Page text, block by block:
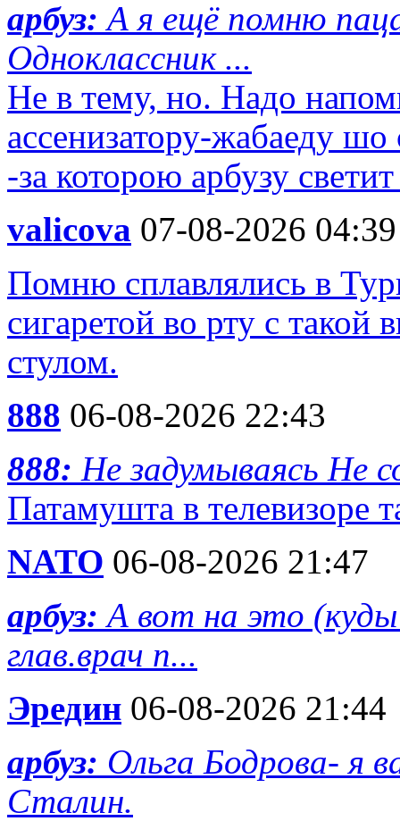
арбуз:А я ещё помню
Одноклассник ...
Не в тему, но. Надо
ассенизатору-жабаеду
-за которою арбузу
valicova 07-08-2026 04:39
Помню сплавлялись в
сигаретой во рту с
стулом.
888 06-08-2026 22:43
888: Не задумываясь Не
Патамушта в телевизоре
NATO 06-08-2026 21:47
арбуз:А вот на это
глав.врач п...
Эредин 06-08-2026 21:44
арбуз: Ольга Бодрова- я
Сталин.